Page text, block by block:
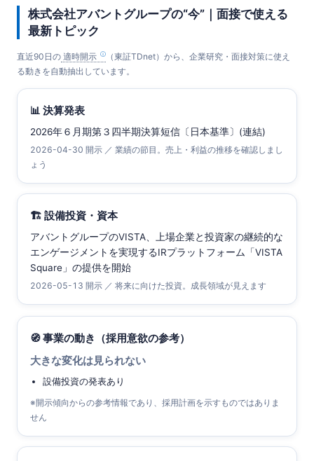
株式会社アバントグループの“今”｜面接で使える
最新トピック
直近90日の 適時開示
（東証TDnet）から、企業研究・面接対策に使え
る動きを自動抽出しています。
📊 決算発表
2026年６月期第３四半期決算短信〔日本基準〕(連結)
2026-04-30 開示 ／ 業績の節目。売上・利益の推移を確認しまし
ょう
🏗 設備投資・資本
アバントグループのVISTA、上場企業と投資家の継続的な
エンゲージメントを実現するIRプラットフォーム「VISTA
Square」の提供を開始
2026-05-13 開示 ／ 将来に向けた投資。成長領域が見えます
🧭 事業の動き（採用意欲の参考）
大きな変化は見られない
設備投資の発表あり
※開示傾向からの参考情報であり、採用計画を示すものではありま
せん